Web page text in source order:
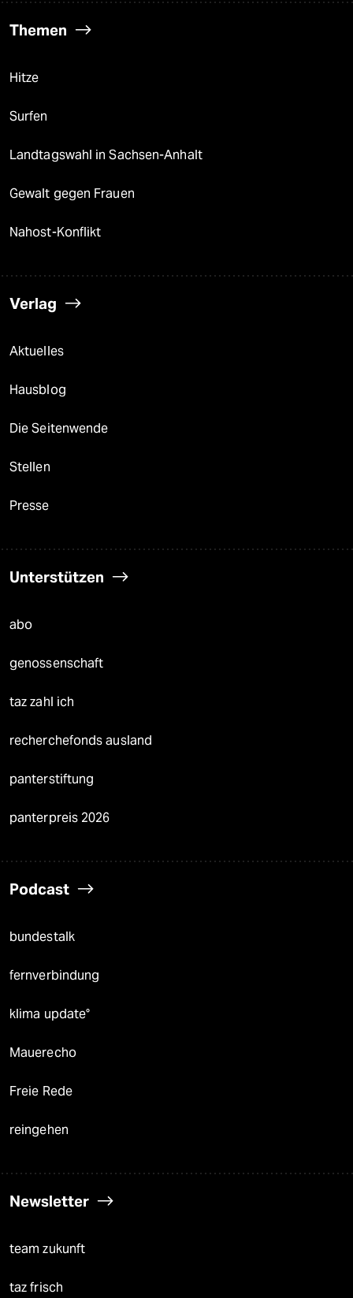
Themen
Hitze
Surfen
Landtagswahl in Sachsen-Anhalt
Gewalt gegen Frauen
Nahost-Konflikt
Verlag
Aktuelles
Hausblog
Die Seitenwende
Stellen
Presse
Unterstützen
abo
genossenschaft
taz zahl ich
recherchefonds ausland
panterstiftung
panterpreis 2026
Podcast
bundestalk
fernverbindung
klima update°
Mauerecho
Freie Rede
reingehen
Newsletter
team zukunft
taz frisch